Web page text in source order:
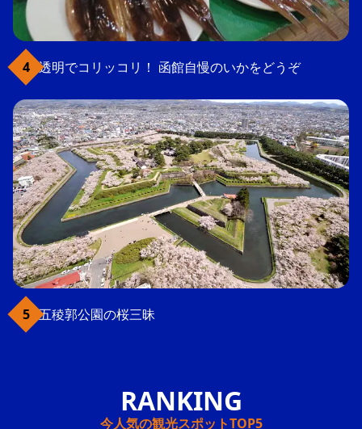
透明でコリッコリ！ 函館自慢のいかをどうぞ
五稜郭公園の桜三昧
今人気の観光スポットTOP5